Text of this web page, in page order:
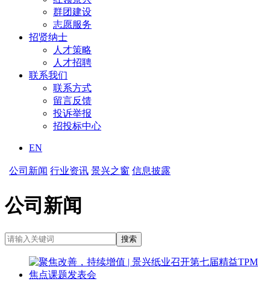
群团建设
志愿服务
招贤纳士
人才策略
人才招聘
联系我们
联系方式
留言反馈
投诉举报
招投标中心
EN
公司新闻 行业资讯 景兴之窗 信息披露
公司新闻